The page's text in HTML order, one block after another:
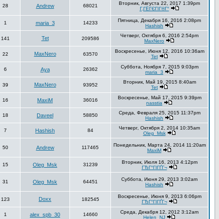
28 Andrew 68021
Вторник, Августа 22, 2017 1:39pm
Г‚ГЁГЄГІГ®Г°
1 maria_3 14233
Пятница, Декабря 16, 2016 2:08pm
Hashish
141 Tet 209586
Четверг, Октября 6, 2016 2:54pm
MaxNero
22 MaxNero 63570
Воскресенье, Июня 12, 2016 10:36am
Tet
6 Aya 26362
Суббота, Ноября 7, 2015 9:03pm
maria_3
39 MaxNero 93952
Вторник, Май 19, 2015 8:40am
Tet
16 MaxiM 36016
Воскресенье, Май 17, 2015 9:39pm
nasstia
18 Daveel 58850
Среда, Февраля 25, 2015 11:37pm
Hashish
7 Hashish 84
Четверг, Октября 2, 2014 10:35am
Oleg_Msk
50 Andrew 117465
Понедельник, Марта 24, 2014 11:20am
MaxiM
15 Oleg_Msk 31239
Вторник, Июля 16, 2013 4:12pm
ГЂГ°ГІГҐГ¬
31 Oleg_Msk 64451
Суббота, Июня 29, 2013 3:02am
Hashish
123 Doxx 182545
Воскресенье, Июня 9, 2013 6:06pm
ГЂГ°ГІГҐГ¬
1 alex_spb_30 14660
Среда, Декабря 12, 2012 3:12am
Helen_NJ